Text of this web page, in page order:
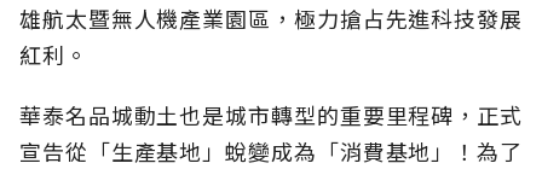
雄航太暨無人機產業園區，極力搶占先進科技發展
紅利。
華泰名品城動土也是城市轉型的重要里程碑，正式
宣告從「生產基地」蛻變成為「消費基地」！為了